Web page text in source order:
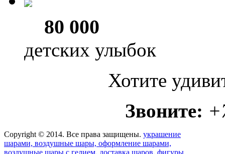
80 000
детских улыбок
Хотите
Звоните:
Copyright © 2014. Все права защищены. украшение
шарами, воздушные шары, оформление шарами,
воздушные шары с гелием, доставка шаров, фигуры